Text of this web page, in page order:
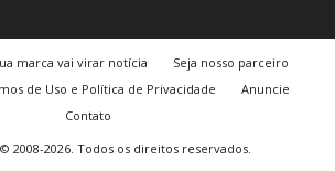
marca vai virar notícia
Seja nosso parceiro
de Uso e Política de Privacidade
Anuncie
Contato
2008-2026. Todos os direitos reservados.